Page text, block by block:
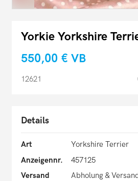
Yorkie Yorkshire
550,00 € VB
12621
Details
Art
Yorkshire Terrier
Anzeigennr.
457125
Versand
Abholung &